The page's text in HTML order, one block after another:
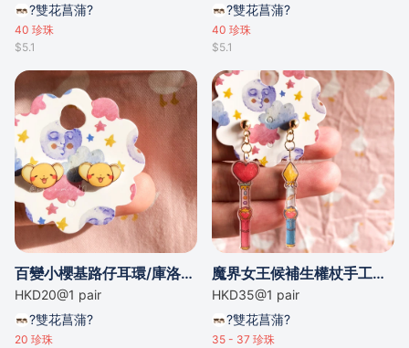
?雙花菖蒲?
40 珍珠
$5.1
?雙花菖蒲?
40 珍珠
$5.1
百變小櫻基路仔耳環/庫洛魔法使小可耳環
HKD20@1 pair
?雙花菖蒲?
20 珍珠
魔界女王候補生權杖手工耳環/魔女的考驗變身棒手工耳環✨
HKD35@1 pair
?雙花菖蒲?
35 - 37 珍珠